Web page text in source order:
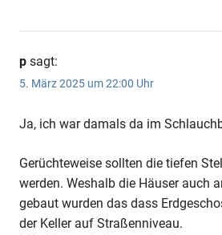
p sagt:
5. März 2025 um 22:00 Uhr
Ja, ich war damals da im
Gerüchteweise sollten die tiefen
werden. Weshalb die Häuser auch
gebaut wurden das dass
der Keller auf Straßenniveau.